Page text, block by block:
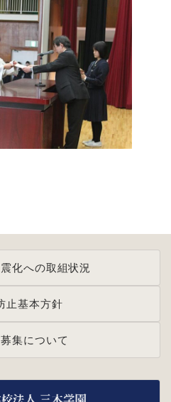
化への取組状況
止基本方針
集について